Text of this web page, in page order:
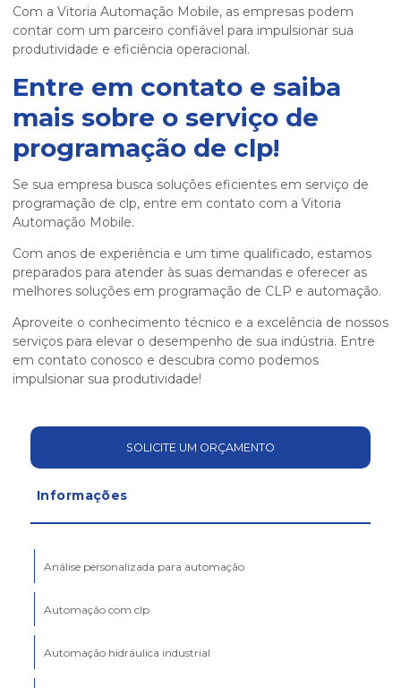
Com a Vitoria Automação Mobile, as empresas podem
contar com um parceiro confiável para impulsionar sua
produtividade e eficiência operacional.
Entre em contato e saiba
mais sobre o serviço de
programação de clp!
Se sua empresa busca soluções eficientes em serviço de
programação de clp, entre em contato com a Vitoria
Automação Mobile.
Com anos de experiência e um time qualificado, estamos
preparados para atender às suas demandas e oferecer as
melhores soluções em programação de CLP e automação.
Aproveite o conhecimento técnico e a excelência de nossos
serviços para elevar o desempenho de sua indústria. Entre
em contato conosco e descubra como podemos
impulsionar sua produtividade!
SOLICITE UM ORÇAMENTO
Informações
Análise personalizada para automação
Automação com clp
Automação hidráulica industrial